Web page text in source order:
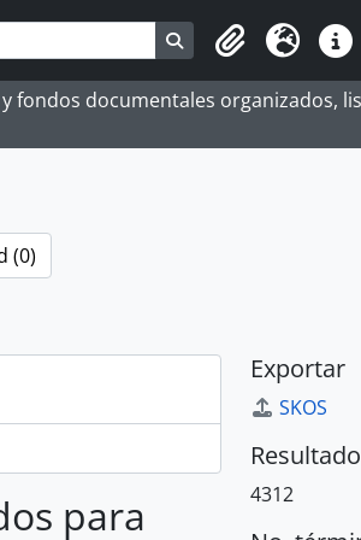
Search in browse page
Portapapeles
Idioma
fondos documentales organizados,
(0)
para
Exportar
SKOS
4312